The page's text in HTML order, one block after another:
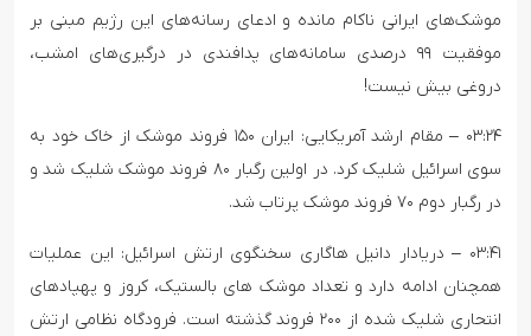
موشک‌های ایرانی ناکام مانده و ادعای رسانه‌های این رژیم مبنی بر
موفقیت ۹۹ درصدی سامانه‌های پدافندی در درگیری‌های امشب،
دروغی بیش نیست!
۰۳:۲۴ – مقام ارشد آمریکایی: ایران ۱۵۰ فروند موشک از خاک خود به
سوی اسرائیل شلیک کرد. در اولین رگبار ۸۰ فروند موشک شلیک شد و
در رگبار دوم ۷۰ فروند موشک پرتاب شد.
۰۳:۴۱ – دریادار دانیل هاگاری سخنگوی ارتش اسرائیل: این عملیات
همچنان ادامه دارد و تعداد موشک های بالستیک، کروز و پهپادهای
انتحاری شلیک شده از ۲۰۰ فروند گذشته است. فرودگاه نظامی ارتش